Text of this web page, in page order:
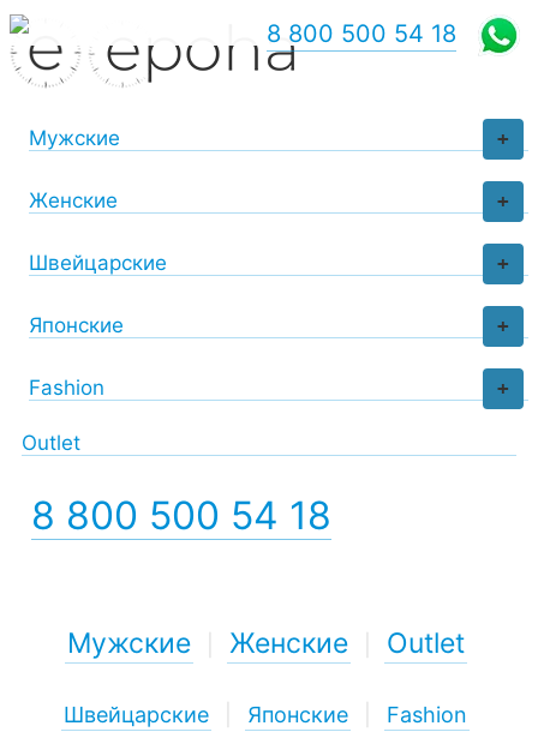
+
Мужские
+
Женские
+
Швейцарские
+
Японские
+
Fashion
Outlet
8 800 500 54 18
8 800 500 54 18
Мужские Женские Outlet
Швейцарские Японские Fashion